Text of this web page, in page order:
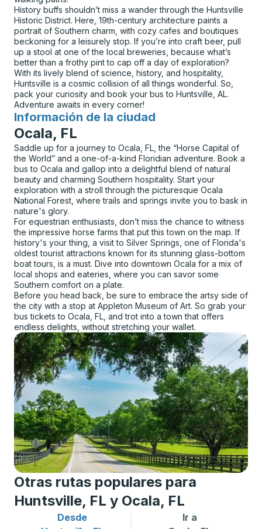
History buffs shouldn’t miss a wander through the Huntsville
Historic District. Here, 19th-century architecture paints a
portrait of Southern charm, with cozy cafes and boutiques
beckoning for a leisurely stop. If you’re into craft beer, pull
up a stool at one of the local breweries, because what’s
better than a frothy pint to cap off a day of exploration?
With its lively blend of science, history, and hospitality,
Huntsville is a cosmic collision of all things wonderful. So,
pack your curiosity and book your bus to Huntsville, AL.
Adventure awaits in every corner!
Información de la ciudad
para
Ocala, FL
Saddle up for a journey to Ocala, FL, the “Horse Capital of
the World” and a one-of-a-kind Floridian adventure. Book a
bus to Ocala and gallop into a delightful blend of natural
beauty and charming Southern hospitality. Start your
exploration with a stroll through the picturesque Ocala
National Forest, where trails and springs invite you to bask in
nature's glory.
For equestrian enthusiasts, don’t miss the chance to witness
the impressive horse farms that put this town on the map. If
history's your thing, a visit to Silver Springs, one of Florida's
oldest tourist attractions known for its stunning glass-bottom
boat tours, is a must. Dive into downtown Ocala for a mix of
local shops and eateries, where you can savor some
Southern comfort on a plate.
Before you head back, be sure to embrace the artsy side of
the city with a stop at Appleton Museum of Art. So grab your
bus tickets to Ocala, FL, and trot into a town that offers
endless delights, without stretching your wallet.
Otras rutas populares para
Huntsville, FL y Ocala, FL
Desde
Ir a